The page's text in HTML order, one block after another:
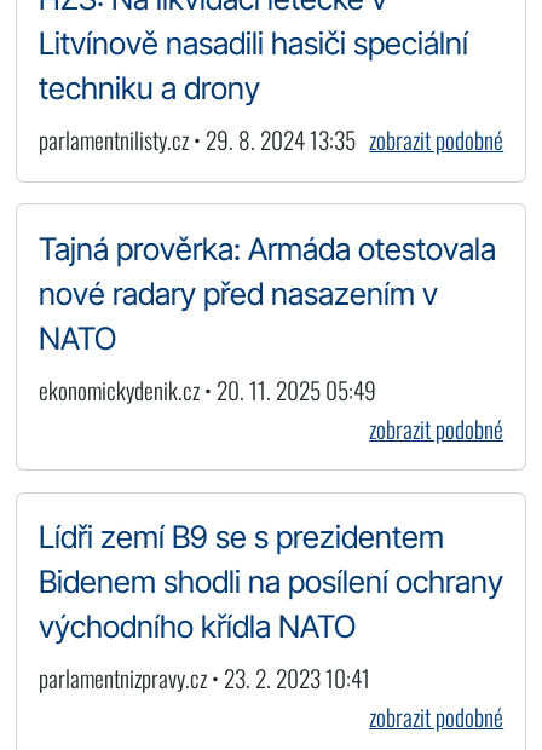
Litvínově nasadili hasiči speciální
techniku a drony
parlamentnilisty.cz • 29. 8. 2024 13:35 zobrazit podobné
Tajná prověrka: Armáda otestovala
nové radary před nasazením v
NATO
ekonomickydenik.cz • 20. 11. 2025 05:49
zobrazit podobné
Lídři zemí B9 se s prezidentem
Bidenem shodli na posílení ochrany
východního křídla NATO
parlamentnizpravy.cz • 23. 2. 2023 10:41
zobrazit podobné